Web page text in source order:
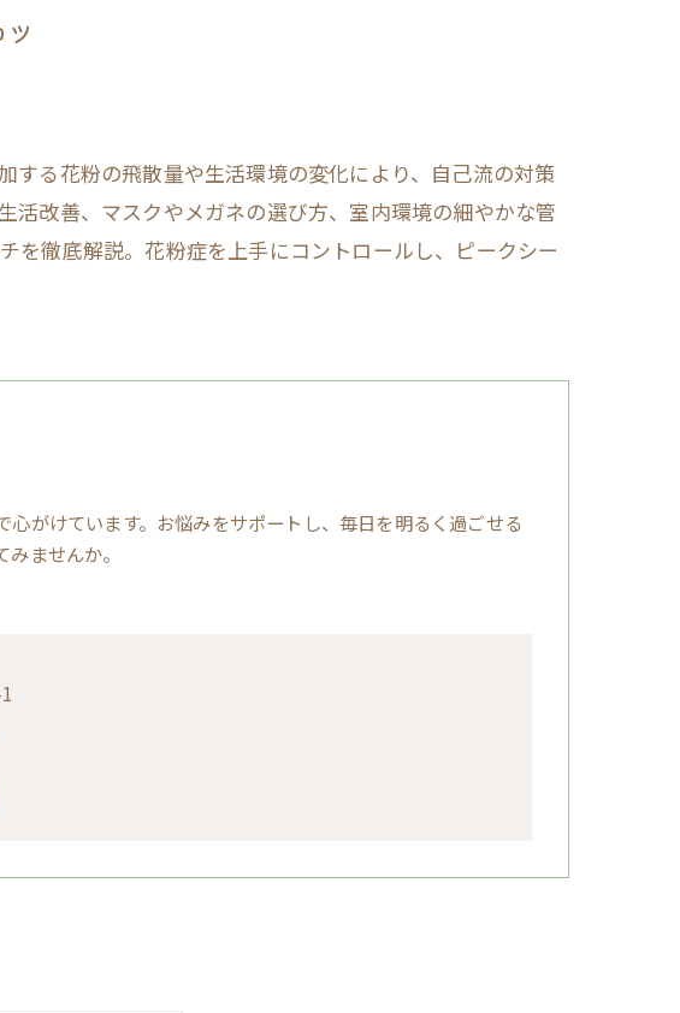
る花粉の飛散量や生活環境の変化により、自己流の対策
活改善、マスクやメガネの選び方、室内環境の細やかな管
を徹底解説。花粉症を上手にコントロールし、ピークシー
がけています。お悩みをサポートし、毎日を明るく過ごせる
ませんか。